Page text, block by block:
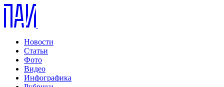
Новости
Статьи
Фото
Видео
Инфографика